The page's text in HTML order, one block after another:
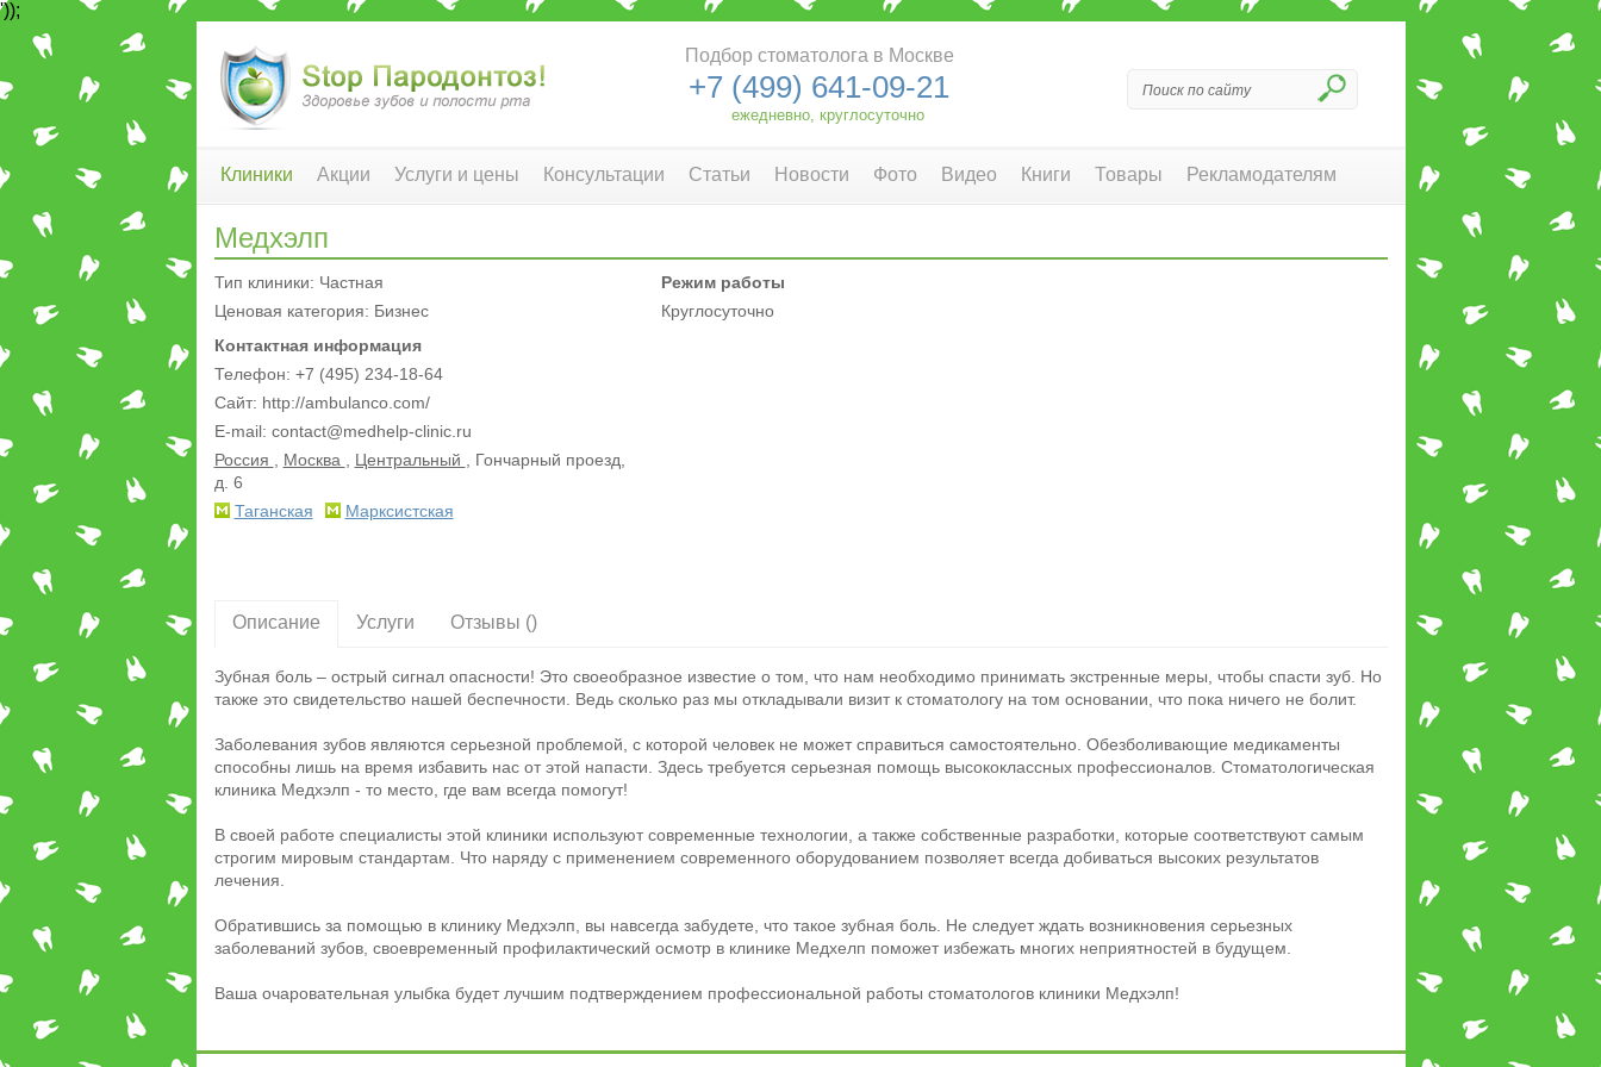
'));
Подбор стоматолога в Москве
+7 (499) 641-09-21
ежедневно, круглосуточно
Клиники Акции Услуги и цены Консультации Статьи Новости Фото Видео Книги Товары Рекламодателям
Медхэлп
Тип клиники: Частная
Ценовая категория: Бизнес
Контактная информация
Телефон: +7 (495) 234-18-64
Сайт: http://ambulanco.com/
E-mail: contact@medhelp-clinic.ru
Россия
Москва Центральный
, Гончарный проезд,
д. 6
Таганская
Марксистская
Режим работы
Круглосуточно
Описание Услуги Отзывы ()
Зубная боль – острый сигнал опасности! Это своеобразное известие о том, что нам необходимо принимать экстренные меры, чтобы спасти зуб. Но
также это свидетельство нашей беспечности. Ведь сколько раз мы откладывали визит к стоматологу на том основании, что пока ничего не болит.
Заболевания зубов являются серьезной проблемой, с которой человек не может справиться самостоятельно. Обезболивающие медикаменты
способны лишь на время избавить нас от этой напасти. Здесь требуется серьезная помощь высококлассных профессионалов. Стоматологическая
клиника Медхэлп - то место, где вам всегда помогут!
В своей работе специалисты этой клиники используют современные технологии, а также собственные разработки, которые соответствуют самым
строгим мировым стандартам. Что наряду с применением современного оборудованием позволяет всегда добиваться высоких результатов
лечения.
Обратившись за помощью в клинику Медхэлп, вы навсегда забудете, что такое зубная боль. Не следует ждать возникновения серьезных
заболеваний зубов, своевременный профилактический осмотр в клинике Медхелп поможет избежать многих неприятностей в будущем.
Ваша очаровательная улыбка будет лучшим подтверждением профессиональной работы стоматологов клиники Медхэлп!